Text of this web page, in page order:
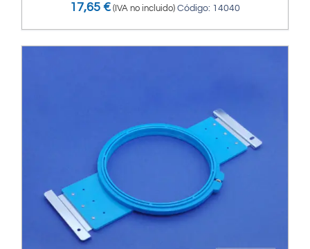
17,65 € (IVA no incluido) Código: 14040